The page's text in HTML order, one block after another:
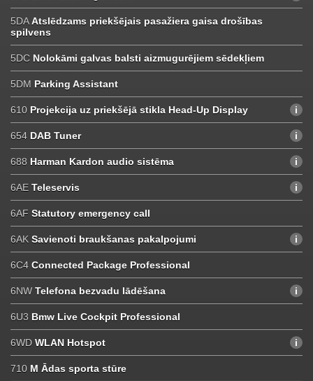
5DAAtslēdzams priekšējais pasažiera gaisa drošības
spilvens
5DC Nolokāmi galvas balsti aizmugurējiem sēdekļiem
5DM Parking Assistant
610 Projekcija uz priekšējā stikla Head-Up Display
654 DAB Tuner
688 Harman Kardon audio sistēma
6AE Teleservis
6AF Statutory emergency call
6AK Savienoti braukšanas pakalpojumi
6C4 Connected Package Professional
6NW Telefona bezvadu lādēšana
6U3 Bmw Live Cockpit Professional
6WD WLAN Hotspot
710 M Ādas sporta stūre